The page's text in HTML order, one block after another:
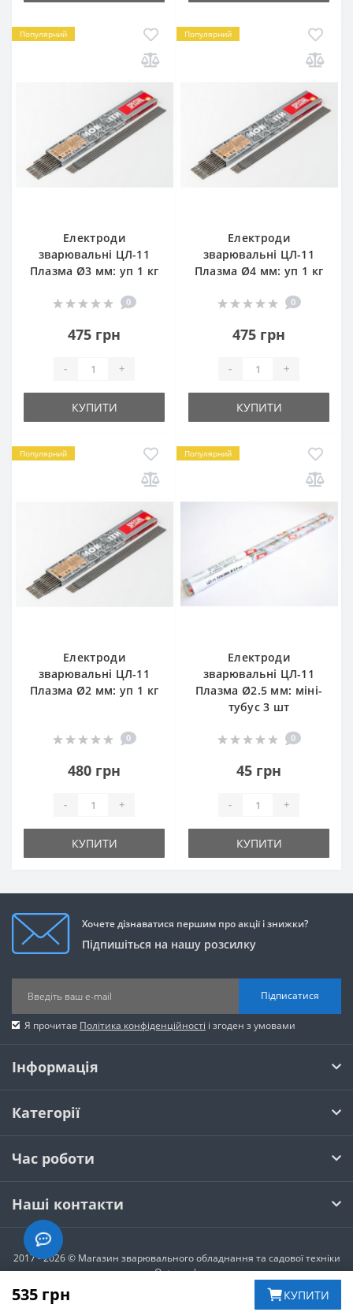
Популярний
Електроди
зварювальні ЦЛ-11
Плазма Ø3 мм: уп 1 кг
0
475 грн
- +
КУПИТИ
Популярний
Електроди
зварювальні ЦЛ-11
Плазма Ø4 мм: уп 1 кг
0
475 грн
- +
КУПИТИ
Популярний
Електроди
зварювальні ЦЛ-11
Плазма Ø2 мм: уп 1 кг
0
480 грн
- +
КУПИТИ
Популярний
Електроди
зварювальні ЦЛ-11
Плазма Ø2.5 мм: міні-
тубус 3 шт
0
45 грн
- +
КУПИТИ
535 грн КУПИТИ
Хочете дізнаватися першим про акції і знижки?
Підпишіться на нашу розсилку
Підписатися
Я прочитав Політика конфіденційності і згоден з умовами
Інформація
Категорії
Час роботи
Наші контакти
2017 - 2026 © Магазин зварювального обладнання та садової техніки
Optoweek